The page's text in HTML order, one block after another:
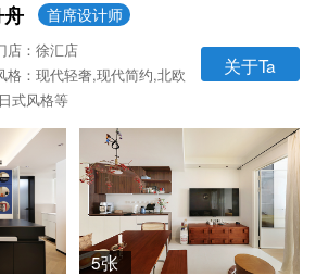
首席设计师
店：徐汇店
格：现代轻奢,现代简约,北欧
式风格等
关于Ta
5张